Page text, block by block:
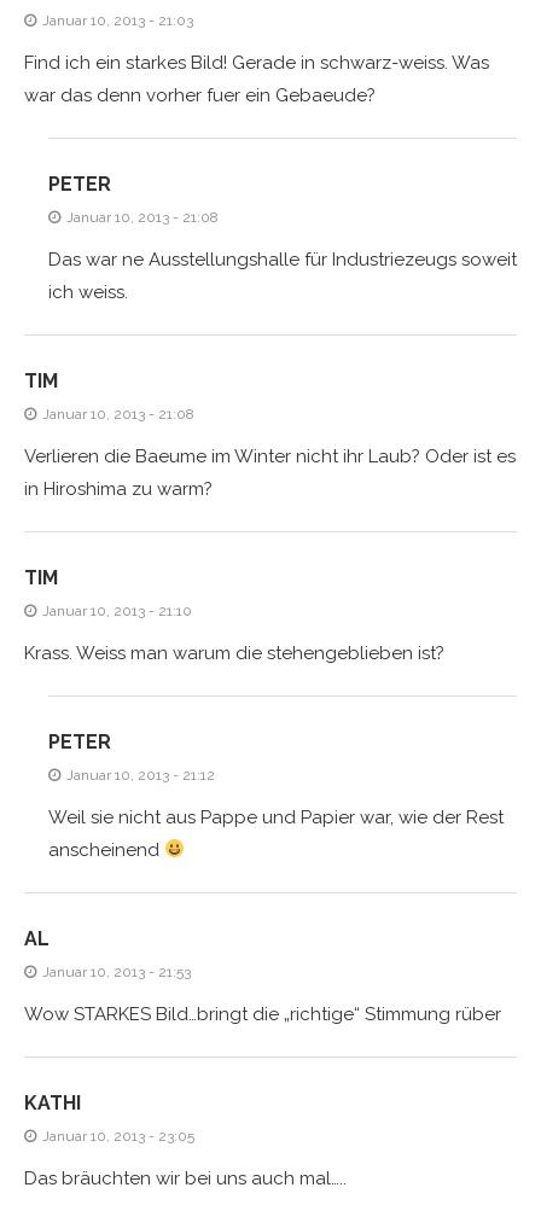
Januar 10, 2013 - 21:03
Find ich ein starkes Bild! Gerade in schwarz-weiss. Was
war das denn vorher fuer ein Gebaeude?
PETER
Januar 10, 2013 - 21:08
Das war ne Ausstellungshalle für Industriezeugs soweit
ich weiss.
TIM
Januar 10, 2013 - 21:08
Verlieren die Baeume im Winter nicht ihr Laub? Oder ist es
in Hiroshima zu warm?
TIM
Januar 10, 2013 - 21:10
Krass. Weiss man warum die stehengeblieben ist?
PETER
Januar 10, 2013 - 21:12
Weil sie nicht aus Pappe und Papier war, wie der Rest
anscheinend
AL
Januar 10, 2013 - 21:53
Wow STARKES Bild…bringt die „richtige“ Stimmung rüber
KATHI
Januar 10, 2013 - 23:05
Das bräuchten wir bei uns auch mal…..